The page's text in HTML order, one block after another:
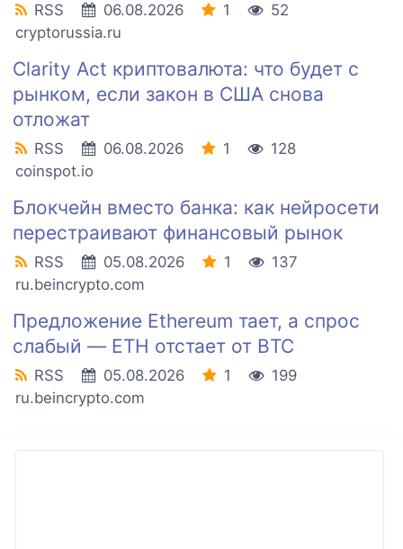
RSS 06.08.2026 1
52
cryptorussia.ru
Clarity Act криптовалюта: что будет с
рынком, если закон в США снова
отложат
RSS 06.08.2026 1
128
coinspot.io
Блокчейн вместо банка: как нейросети
перестраивают финансовый рынок
RSS 05.08.2026 1
137
ru.beincrypto.com
Предложение Ethereum тает, а спрос
слабый — ETH отстает от BTC
RSS 05.08.2026 1
199
ru.beincrypto.com